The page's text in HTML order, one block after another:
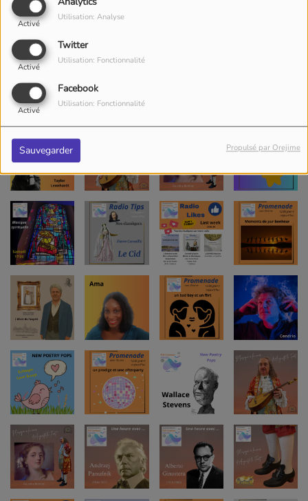
Activé
Utilisation: Analyse
Twitter
Activé
Utilisation: Fonctionnalité
Facebook
Activé
Utilisation: Fonctionnalité
Sauvegarder Propulsé par Orejime